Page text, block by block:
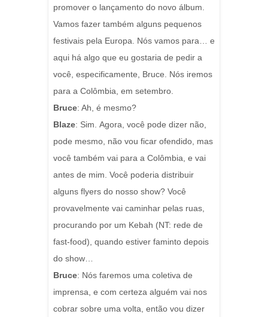
promover o lançamento do novo álbum.
Vamos fazer também alguns pequenos
festivais pela Europa. Nós vamos para… e
aqui há algo que eu gostaria de pedir a
você, especificamente, Bruce. Nós iremos
para a Colômbia, em setembro.
Bruce: Ah, é mesmo?
Blaze: Sim. Agora, você pode dizer não,
pode mesmo, não vou ficar ofendido, mas
você também vai para a Colômbia, e vai
antes de mim. Você poderia distribuir
alguns flyers do nosso show? Você
provavelmente vai caminhar pelas ruas,
procurando por um Kebah (NT: rede de
fast-food), quando estiver faminto depois
do show…
Bruce: Nós faremos uma coletiva de
imprensa, e com certeza alguém vai nos
cobrar sobre uma volta, então vou dizer